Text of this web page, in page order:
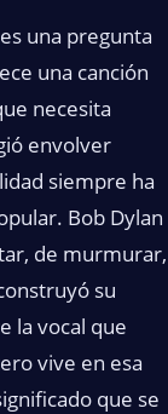
una pregunta
una canción
necesita
envolver
siempre ha
Bob Dylan
de murmurar,
su
la vocal que
vive en esa
que se